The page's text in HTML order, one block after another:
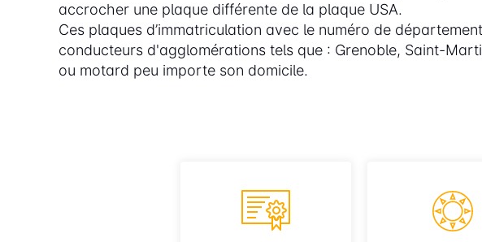
accrocher une plaque différente de la plaque USA.
Ces plaques d’immatriculation avec le numéro de
conducteurs d'agglomérations tels que : Grenoble, Saint-
ou motard peu importe son domicile.